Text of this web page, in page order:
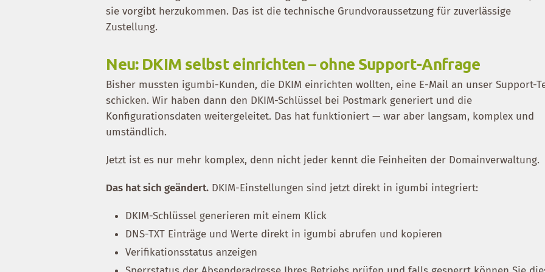
sie vorgibt herzukommen. Das ist die technische Grundvoraussetzung für zuverlässige
Zustellung.
Neu: DKIM selbst einrichten – ohne Support-Anfrage
Bisher mussten igumbi-Kunden, die DKIM einrichten wollten, eine E-Mail an unser Support-
schicken. Wir haben dann den DKIM-Schlüssel bei Postmark generiert und die
Konfigurationsdaten weitergeleitet. Das hat funktioniert — war aber langsam, komplex und
umständlich.
Jetzt ist es nur mehr komplex, denn nicht jeder kennt die Feinheiten der Domainverwaltung.
Das hat sich geändert. DKIM-Einstellungen sind jetzt direkt in igumbi integriert:
DKIM-Schlüssel generieren mit einem Klick
DNS-TXT Einträge und Werte direkt in igumbi abrufen und kopieren
Verifikationsstatus anzeigen